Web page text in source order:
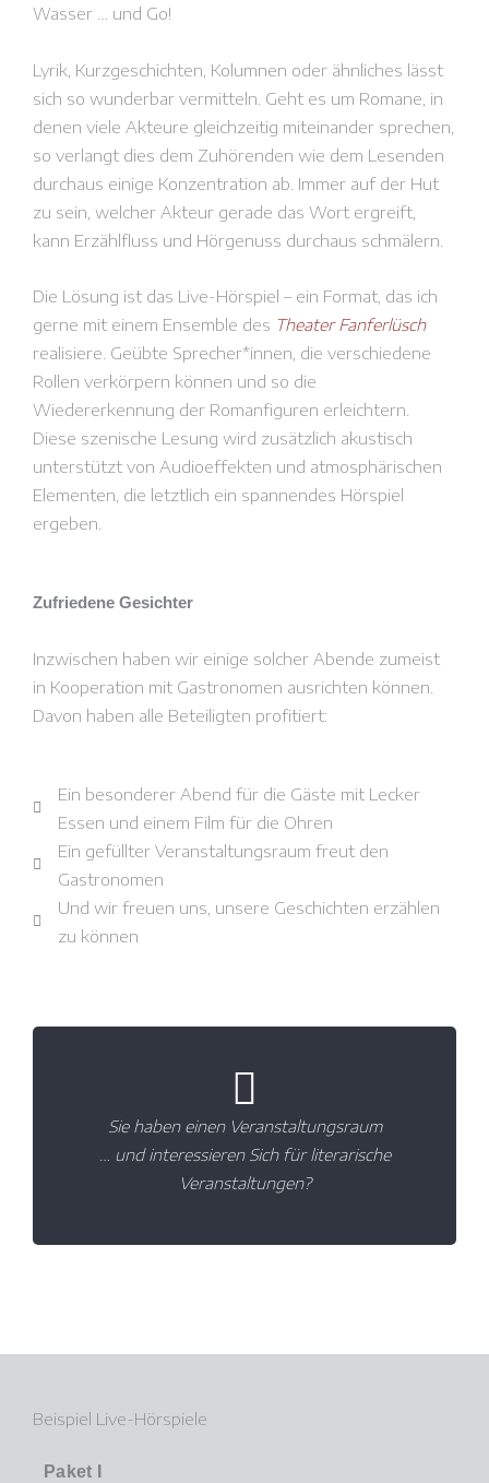
Wasser … und Go!
Lyrik, Kurzgeschichten, Kolumnen oder ähnliches lässt
sich so wunderbar vermitteln. Geht es um Romane, in
denen viele Akteure gleichzeitig miteinander sprechen,
so verlangt dies dem Zuhörenden wie dem Lesenden
durchaus einige Konzentration ab. Immer auf der Hut
zu sein, welcher Akteur gerade das Wort ergreift,
kann Erzählfluss und Hörgenuss durchaus schmälern.
Die Lösung ist das Live-Hörspiel – ein Format, das ich
gerne mit einem Ensemble des Theater Fanferlüsch
realisiere. Geübte Sprecher*innen, die verschiedene
Rollen verkörpern können und so die
Wiedererkennung der Romanfiguren erleichtern.
Diese szenische Lesung wird zusätzlich akustisch
unterstützt von Audioeffekten und atmosphärischen
Elementen, die letztlich ein spannendes Hörspiel
ergeben.
Zufriedene Gesichter
Inzwischen haben wir einige solcher Abende zumeist
in Kooperation mit Gastronomen ausrichten können.
Davon haben alle Beteiligten profitiert:
Ein besonderer Abend für die Gäste mit Lecker
Essen und einem Film für die Ohren
Ein gefüllter Veranstaltungsraum freut den
Gastronomen
Und wir freuen uns, unsere Geschichten erzählen
zu können
Sie haben einen Veranstaltungsraum
… und interessieren Sich für literarische
Veranstaltungen?
Schreiben Sie mir jetzt kurz
… ich melde mich gerne bei Ihnen.
Beispiel Live-Hörspiele
Paket I